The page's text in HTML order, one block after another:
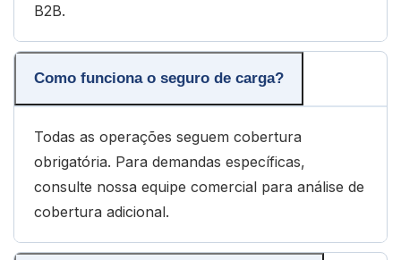
B2B.
Como funciona o seguro de carga?
Todas as operações seguem cobertura
obrigatória. Para demandas específicas,
consulte nossa equipe comercial para análise de
cobertura adicional.